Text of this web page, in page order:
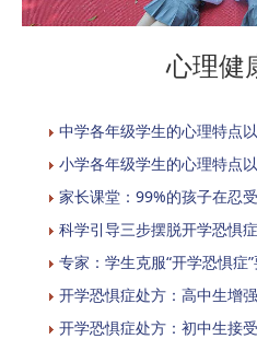
心理健
中学各年级学生的心理特点
小学各年级学生的心理特点
家长课堂：99%的孩子在忍
科学引导三步摆脱开学恐惧症
专家：学生克服“开学恐惧症”
开学恐惧症处方：高中生增
开学恐惧症处方：初中生接